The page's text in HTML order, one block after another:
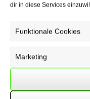
dir in diese Services
Funktionale Cookies
Marketing
Über die genaue
27/04/2022 /
Überden Autor